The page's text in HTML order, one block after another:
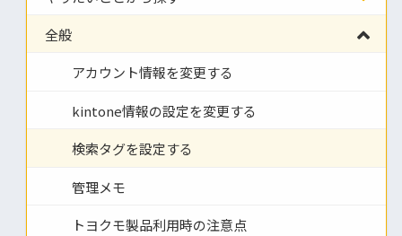
全般
アカウント情報を変更する
kintone情報の設定を変更する
検索タグを設定する
管理メモ
トヨクモ製品利用時の注意点